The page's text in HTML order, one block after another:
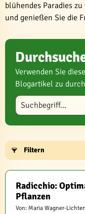
blühendes Paradies
und genießen Sie die
Verwenden Sie
Blogartikel zu
Blog durchsuchen
Filtern
Radicchio:
Pflanzen
Von: Maria Wagner-